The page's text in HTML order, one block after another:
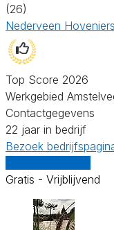
(26)
Nederveen
Top Score 2026
Werkgebied
Contactgegevens
22 jaar in bedrijf
Bezoek
Gratis - Vrijblijvend